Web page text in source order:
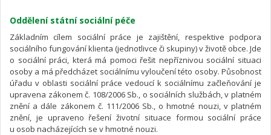
Oddělení státní sociální péče
Základním cílem sociální práce je zajištění, respektive podpora
sociálního fungování klienta (jednotlivce či skupiny) v životě obce. Jde
o sociální práci, která má pomoci řešit nepříznivou sociální situaci
osoby a má předcházet sociálnímu vyloučení této osoby. Působnost
úřadu v oblasti sociální práce vedoucí k sociálnímu začleňování je
upravena zákonem č. 108/2006 Sb., o sociálních službách, v platném
znění a dále zákonem č. 111/2006 Sb., o hmotné nouzi, v platném
znění, je upraveno řešení životní situace formou sociální práce
u osob nacházejících se v hmotné nouzi.